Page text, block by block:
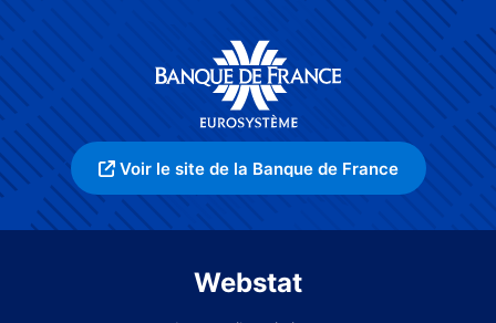
Voir le site de la Banque de France
Webstat